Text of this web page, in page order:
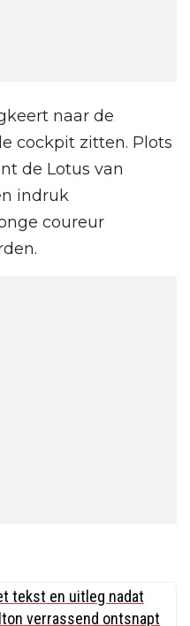
naar de
cockpit zitten. Plots
de Lotus van
indruk
coureur
tekst en uitleg nadat
verrassend ontsnapt